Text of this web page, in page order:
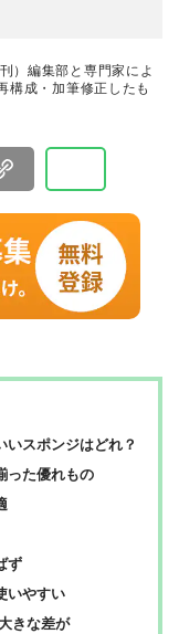
。編集長・山田和樹を
の検証・記事制作を
）編集部と専門家によ
構成・加筆修正したも
スポンジはどれ？
った優れもの
ず
いやすい
きな差が